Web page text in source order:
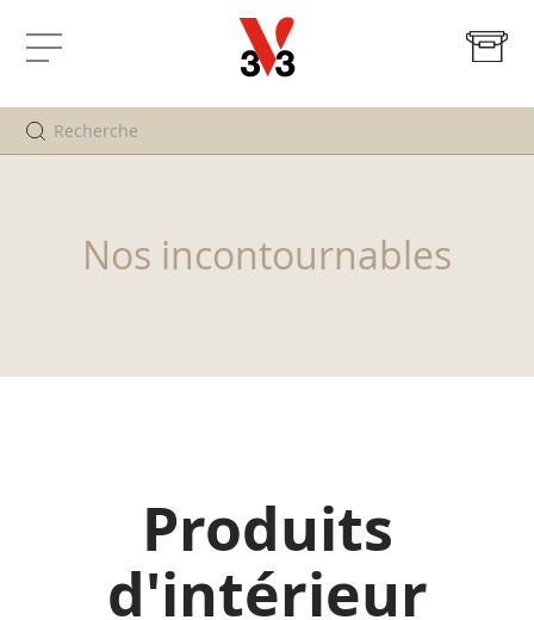
Affichage
navigation
Nos incontournables
Produits
d'intérieur